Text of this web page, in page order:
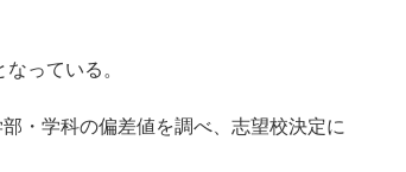
なっている。
・学科の偏差値を調べ、志望校決定に